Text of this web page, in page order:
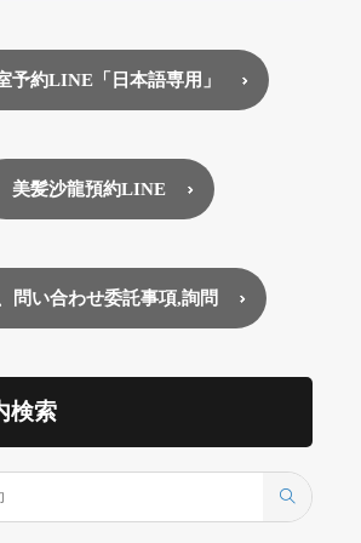
予約LINE「日本語専用」
美髪沙龍預約LINE
問い合わせ委託事項,詢問
検索